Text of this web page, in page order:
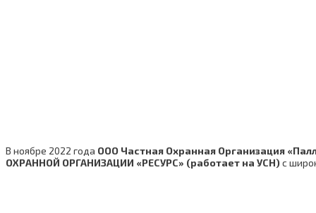
В ноябре 2022 года ООО Частная Охранная Организация
ОХРАННОЙ ОРГАНИЗАЦИИ «РЕСУРС» (работает на УСН)с